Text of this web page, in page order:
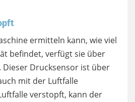
ermitteln kann, wie viel
befindet, verfügt sie über
Dieser Drucksensor ist über
mit der Luftfalle
verstopft, kann der